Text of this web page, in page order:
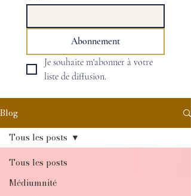
Abonnement
Je souhaite m'abonner à votre
liste de diffusion.
Blog
Tous les posts
Médiumnité
Tous les posts